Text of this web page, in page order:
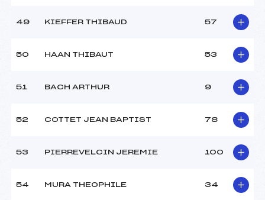
49 KIEFFER THIBAUD 57
50 HAAN THIBAUT 53
51 BACH ARTHUR 9
52 COTTET JEAN BAPTIST 78
53 PIERREVELCIN JEREMIE 100
54 MURA THEOPHILE 34